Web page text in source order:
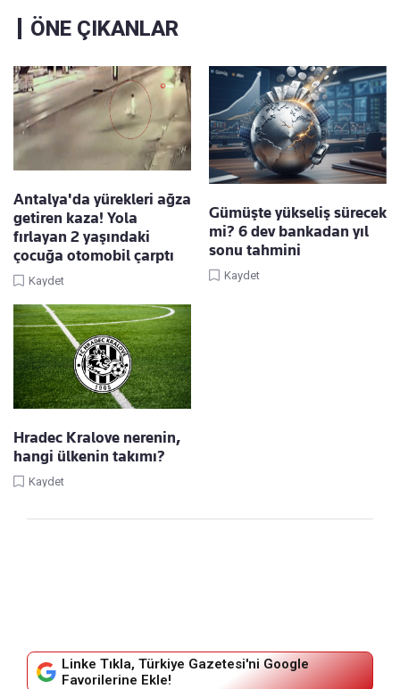
ÖNE ÇIKANLAR
Antalya'da yürekleri ağza
getiren kaza! Yola
fırlayan 2 yaşındaki
çocuğa otomobil çarptı
Kaydet
Gümüşte yükseliş sürecek
mi? 6 dev bankadan yıl
sonu tahmini
Kaydet
Hradec Kralove nerenin,
hangi ülkenin takımı?
Kaydet
Linke Tıkla, Türkiye Gazetesi'ni Google
Favorilerine Ekle!